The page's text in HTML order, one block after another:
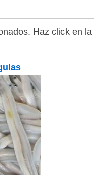
Haz click en la